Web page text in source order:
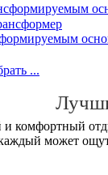
...
комфортный
может